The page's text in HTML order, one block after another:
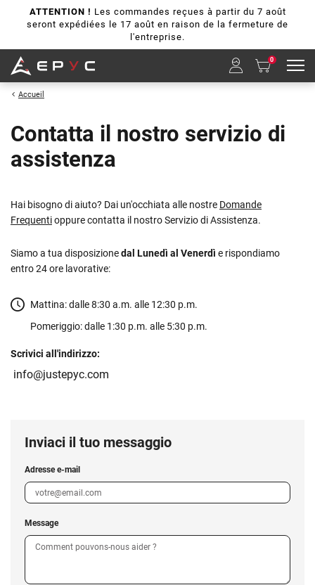
ATTENTION ! Les commandes reçues à partir du 7 août
seront expédiées le 17 août en raison de la fermeture de
l'entreprise.
0
Accueil
Contatta il nostro servizio di
assistenza
Hai bisogno di aiuto? Dai un'occhiata alle nostre Domande
Frequentioppure contatta il nostro Servizio di Assistenza.
Siamo a tua disposizionedal Lunedì al Venerdì e rispondiamo
entro 24 ore lavorative:
Mattina: dalle 8:30 a.m. alle 12:30 p.m.
Pomeriggio: dalle 1:30 p.m. alle 5:30 p.m.
Scrivici all'indirizzo:
info@justepyc.com
Inviaci il tuo messaggio
Adresse e-mail
Message